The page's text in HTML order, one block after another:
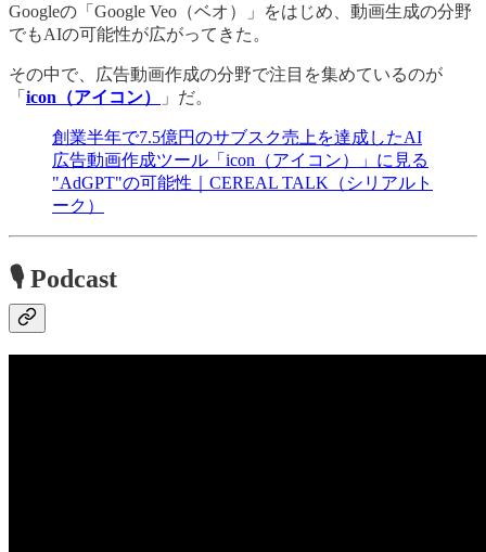
Googleの「Google Veo（ベオ）」をはじめ、動画生成の分野
でもAIの可能性が広がってきた。
その中で、広告動画作成の分野で注目を集めているのが
「 icon（アイコン） 」だ。
創業半年で7.5億円のサブスク売上を達成したAI
広告動画作成ツール「icon（アイコン）」に見る
"AdGPT"の可能性｜CEREAL TALK（シリアルト
ーク）
🎙 Podcast